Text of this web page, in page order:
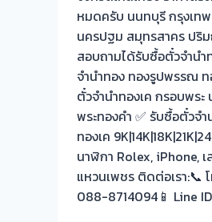
สวัสดิ์
ครับ
ระยะ
ทาง
ไกล
ใกล้
เป็น
หน้าที่
ผม
เลือก
เวลา
หมดครับ นนทบุรี กรุงเท
นครปฐม สมุทรสาคร ปริ
สอบถามได้รับซื้อตั๋วจำนำ
จำนำทอง ทองรูปพรรณ
ตั๋วจำนำทองเค กรอบพระ
พระทองคำ ✅ รับซื้อตั๋วจ
ทองเค
นาฬิกา Rolex, iPhone,
แหวนเพชร ติดต่อเรา:📞
088-8714094📱 Line